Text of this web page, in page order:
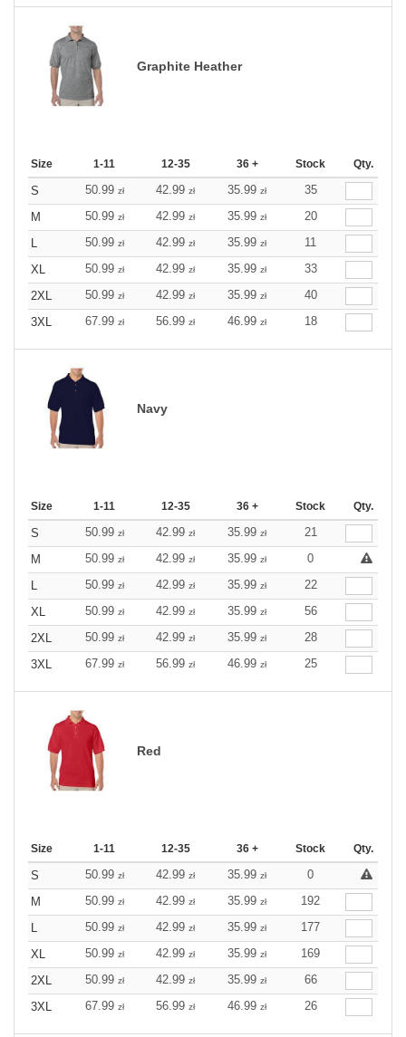
Graphite Heather
Size 1-11 12-35 36 + Stock Qty.
S 50.99 zł 42.99 zł 35.99 zł
35
M
50.99 zł 42.99 zł 35.99 zł
20
L
50.99 zł 42.99 zł 35.99 zł
11
XL
50.99 zł 42.99 zł 35.99 zł
33
2XL
50.99 zł 42.99 zł 35.99 zł
40
3XL
67.99 zł 56.99 zł 46.99 zł 18
Navy
Size 1-11 12-35 36 + Stock Qty.
S 50.99 zł 42.99 zł 35.99 zł
21
M
50.99 zł 42.99 zł 35.99 zł
0
L
50.99 zł 42.99 zł 35.99 zł
22
XL
50.99 zł 42.99 zł 35.99 zł
56
2XL
50.99 zł 42.99 zł 35.99 zł
28
3XL
67.99 zł 56.99 zł 46.99 zł 25
Red
Size 1-11 12-35 36 + Stock Qty.
S 50.99 zł 42.99 zł 35.99 zł
0
M
50.99 zł 42.99 zł 35.99 zł
192
L
50.99 zł 42.99 zł 35.99 zł
177
XL
50.99 zł 42.99 zł 35.99 zł
169
2XL
50.99 zł 42.99 zł 35.99 zł
66
3XL
67.99 zł 56.99 zł 46.99 zł 26